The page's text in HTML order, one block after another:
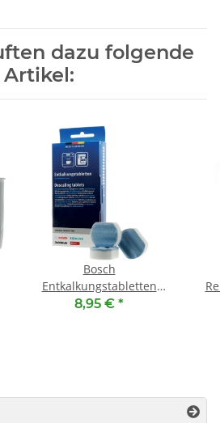
dazu folgende
Artikel:
Bosch
Entkalkungstabletten
00311704
8,95 € *